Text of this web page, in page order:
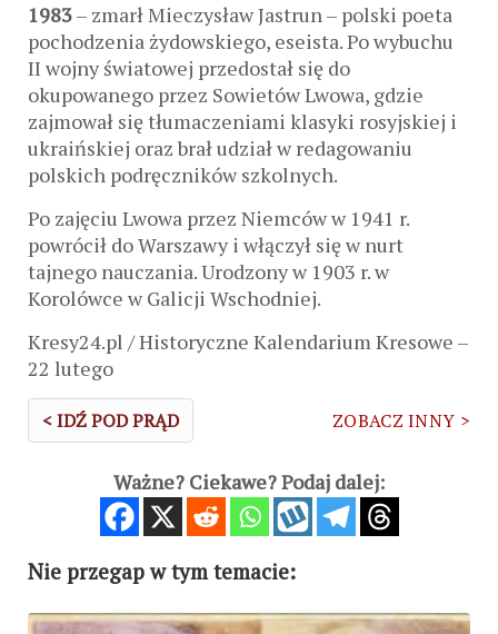
1983– zmarł Mieczysław Jastrun – polski poeta
pochodzenia żydowskiego, eseista. Po wybuchu
II wojny światowej przedostał się do
okupowanego przez Sowietów Lwowa, gdzie
zajmował się tłumaczeniami klasyki rosyjskiej i
ukraińskiej oraz brał udział w redagowaniu
polskich podręczników szkolnych.
Po zajęciu Lwowa przez Niemców w 1941 r.
powrócił do Warszawy i włączył się w nurt
tajnego nauczania. Urodzony w 1903 r. w
Korolówce w Galicji Wschodniej.
Kresy24.pl / Historyczne Kalendarium Kresowe –
22 lutego
< IDŹ POD PRĄD ZOBACZ INNY >
Ważne? Ciekawe? Podaj dalej:
Nie przegap w tym temacie: